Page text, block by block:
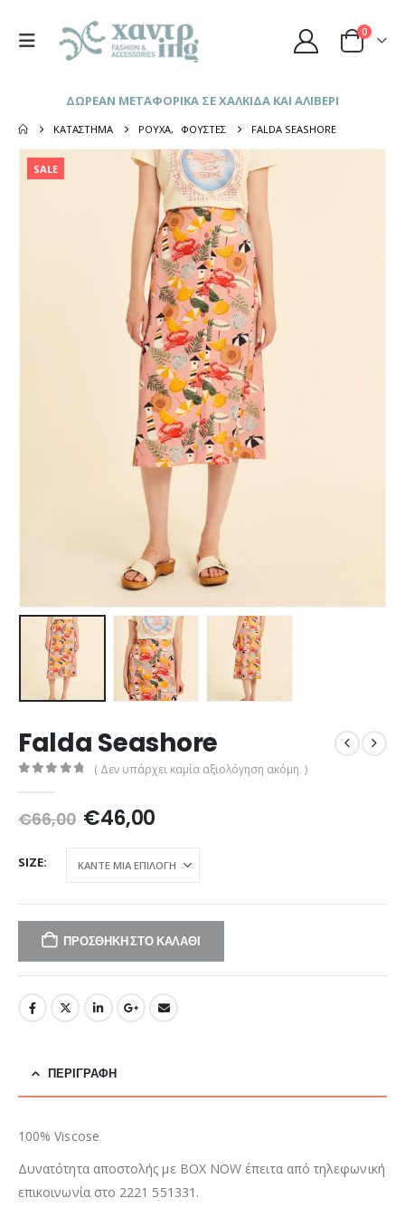
0
ΔΩΡΕΑΝ ΜΕΤΑΦΟΡΙΚΑ ΣΕ ΧΑΛΚΙΔΑ ΚΑΙ ΑΛΙΒΕΡΙ
ΚΑΤΆΣΤΗΜΑ ΡΟΎΧΑ, ΦΟΎΣΤΕΣ FALDA SEASHORE
SALE
Falda Seashore
( Δεν υπάρχει καμία αξιολόγηση ακόμη. )
€66,00 Original
was:
€66,00.
€46,00Η
τιμή
είναι:
€46,00.
SIZE
ΠΡΟΣΘΉΚΗ ΣΤΟ ΚΑΛΆΘΙ
ΠΕΡΙΓΡΑΦΉ
100% Viscose
Δυνατότητα αποστολής με BOX NOW έπειτα από τηλεφωνική
επικοινωνία στο 2221 551331.